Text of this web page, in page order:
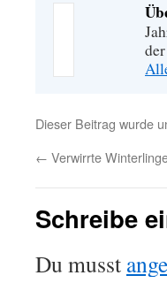
Dieser Beitrag wurde
← Verwirrte
Schreibe
Du musst